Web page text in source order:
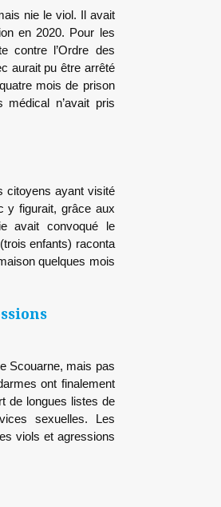
nie le viol. Il avait
en 2020. Pour les
contre l’Ordre des
aurait pu être arrêté
mois de prison
médical n’avait pris
citoyens ayant visité
y figurait, grâce aux
avait convoqué le
enfants) raconta
quelques mois
Scouarne, mais pas
ont finalement
de longues listes de
sexuelles. Les
viols et agressions